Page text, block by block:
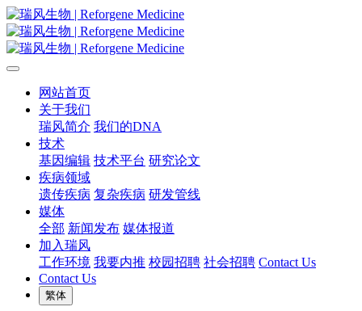
网站首页
关于我们
瑞风简介 我们的DNA
技术
基因编辑 技术平台 研究论文
疾病领域
遗传疾病 复杂疾病 研发管线
媒体
全部 新闻发布 媒体报道
加入瑞风
工作环境 我要内推 校园招聘 社会招聘 Contact Us
Contact Us
繁体